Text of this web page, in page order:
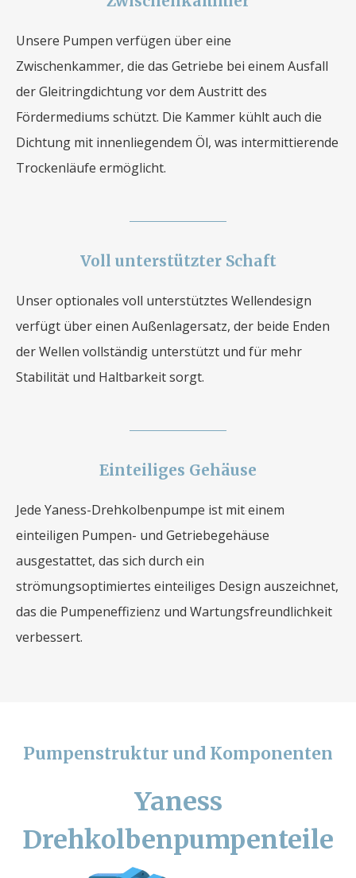
Unsere Pumpen verfügen über eine
Zwischenkammer, die das Getriebe bei einem Ausfall
der Gleitringdichtung vor dem Austritt des
Fördermediums schützt. Die Kammer kühlt auch die
Dichtung mit innenliegendem Öl, was intermittierende
Trockenläufe ermöglicht.
Voll unterstützter Schaft
Unser optionales voll unterstütztes Wellendesign
verfügt über einen Außenlagersatz, der beide Enden
der Wellen vollständig unterstützt und für mehr
Stabilität und Haltbarkeit sorgt.
Einteiliges Gehäuse
Jede Yaness-Drehkolbenpumpe ist mit einem
einteiligen Pumpen- und Getriebegehäuse
ausgestattet, das sich durch ein
strömungsoptimiertes einteiliges Design auszeichnet,
das die Pumpeneffizienz und Wartungsfreundlichkeit
verbessert.
Pumpenstruktur und Komponenten
Yaness
Drehkolbenpumpenteile